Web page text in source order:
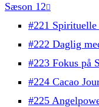
Sæson 12
#221
#222 Daglig
#223 Fokus på
#224 Cacao
#225